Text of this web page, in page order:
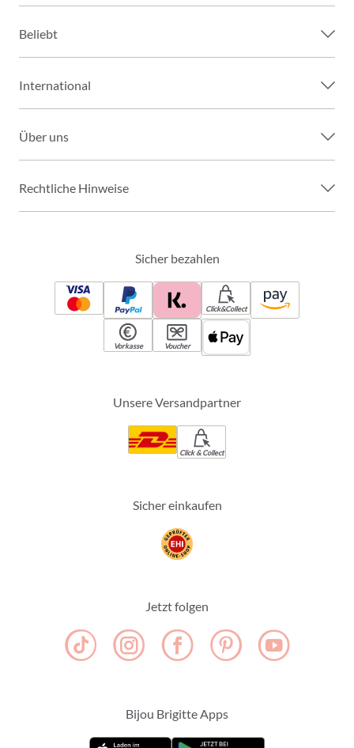
Beliebt
International
Über uns
Rechtliche Hinweise
Sicher bezahlen
Click&Collect
Vorkasse Voucher
Unsere Versandpartner
Click & Collect
Sicher einkaufen
Jetzt folgen
Bijou Brigitte Apps